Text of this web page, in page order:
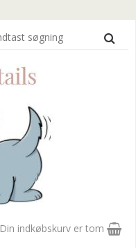
Din indkøbskurv er tom